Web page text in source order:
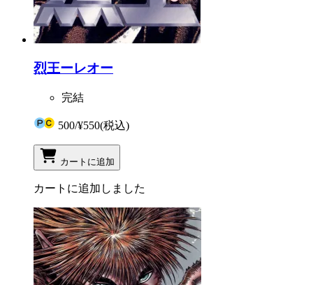
烈王ーレオー
完結
500/¥550(税込)
カートに追加
カートに追加しました